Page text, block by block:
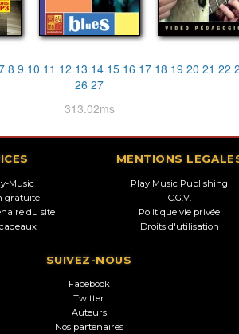
8 9 10 11 12 13 14 15 16 17 18 19 20 21 22
26 27
313.02ms
Music
gratuite
du site
MENTIONS
Play Music Publishing
C.G.V.
Politique vie privée
Droits d'utilisation
SUIVEZ-NOUS
Facebook
Twitter
Auteurs
Nos partenaires